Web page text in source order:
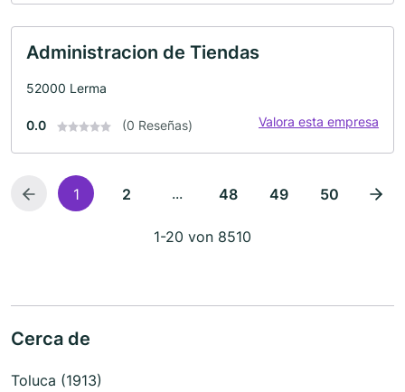
Administracion de Tiendas
52000 Lerma
0.0 (0 Reseñas) Valora esta empresa
1 2 ... 48 49 50
1-20 von 8510
Cerca de
Toluca (1913)